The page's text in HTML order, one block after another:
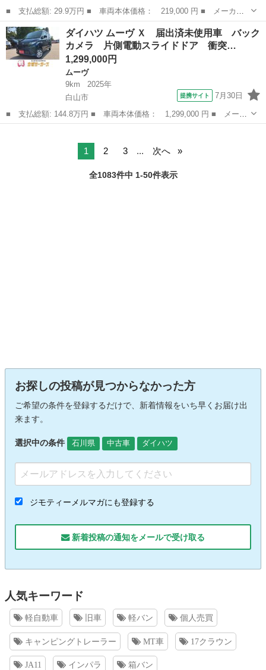
■ 支払総額: 29.9万円 ■ 車両本体価格： 219,000 円 ■ メーカー
名： ダイハツ ■ 車種名： タント ■ グレード名： Ｇスペシャ
ル ☆ナビ☆ＴＶ☆ＣＤ☆ＤＶＤ☆Ｂｌｕｅｔｏｏｔｈ☆ＥＴＣ☆左
側パワースラ...
石川 小松市 タント
ダイハツ ムーヴ Ｘ 届出済未使用車 バック
カメラ 片側電動スライドドア 衝突…
1,299,000円
ムーヴ
9km
2025年
白山市
提携サイト 7月30日
■ 支払総額: 144.8万円 ■ 車両本体価格： 1,299,000 円 ■ メーカ
ー名： ダイハツ ■ 車種名： ムーヴ ■ グレード名： Ｘ 届出
1 2 3 ... 次へ
全1083件中 1-50件表示
お探しの投稿が見つからなかった方
ご希望の条件を登録するだけで、新着情報をいち早くお届け出
来ます。
選択中の条件 石川県 中古車 ダイハツ
ジモティーメルマガにも登録する
新着投稿の通知をメールで受け取る
人気キーワード
軽自動車 旧車 軽バン 個人売買
キャンピングトレーラー MT車 17クラウン
JA11 インパラ 箱バン